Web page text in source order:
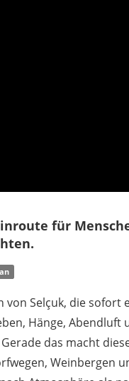
für
Selçuk, die sofort
Hänge, Abendluft
das macht
Weinbergen